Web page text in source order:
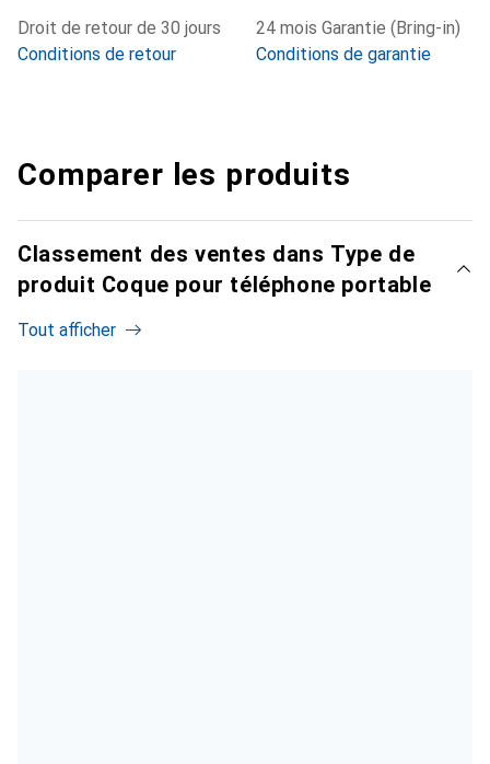
Droit de retour de 30 jours
Conditions de retour
24 mois Garantie (Bring-in)
Conditions de garantie
Comparer les produits
Classement des ventes dans Type de
produit Coque pour téléphone portable
Tout afficher